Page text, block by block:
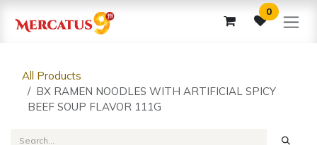
0
All Products
BX RAMEN NOODLES WITH ARTIFICIAL SPICY
BEEF SOUP FLAVOR 111G